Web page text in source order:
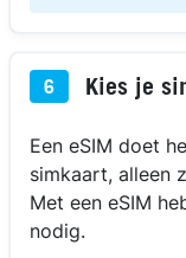
6 Kies je
Een eSIM doet
simkaart, alleen
Met een eSIM
nodig.